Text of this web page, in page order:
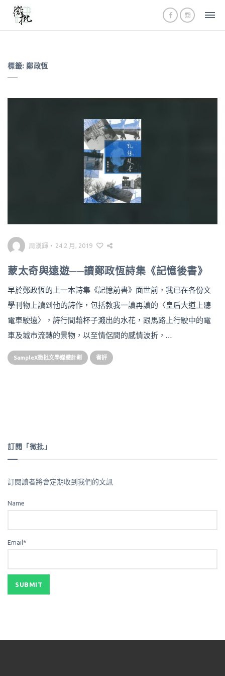
標籤: 鄭政恆
周漢輝 • 24 2 月, 2019
蒙太奇與遠遊──讀鄭政恆詩集《記憶後書》
早於鄭政恆的上一本詩集《記憶前書》面世前，我已在各份文
學刊物上讀到他的詩作，包括教我一讀再讀的〈皇后大道上聽
電車駛遠〉，詩行間藉杯子濺出的水花，跟馬路上行駛中的電
車及城市流轉的景物，以至情侶間的感情波折，…
SampleX微批文學媒體計劃 書評
訂閱「微批」
訂閱讀者將會定期收到我們的文訊
Name
Email*